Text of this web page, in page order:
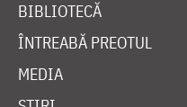
BIBLIOTECĂ
ÎNTREABĂ PREOTUL
MEDIA